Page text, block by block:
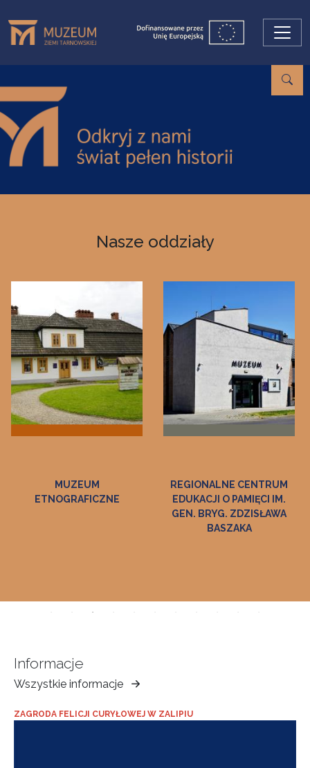
Nasze oddziały
REGIONALNE CENTRUM
EDUKACJI O PAMIĘCI IM.
MUZEUM WINCENTEGO
WITOSA W
WIERZCHOSŁAWICACH
Informacje
Wszystkie informacje
Muzeum
Ziemi
Tarnowskiej
ZAGRODA FELICJI CURYŁOWEJ W ZALIPIU